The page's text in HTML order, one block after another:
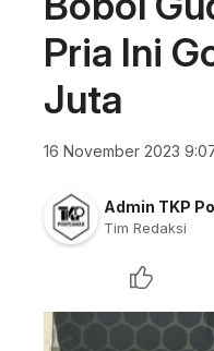
Pria Ini
Juta
16 November 2023
Admin TKP
Tim Redaksi